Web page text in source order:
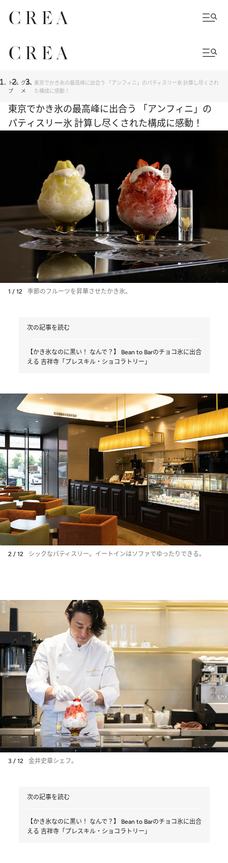
トッ
プ
グル
メ
東京でかき氷の最高峰に出合う 「アンフィニ」のパティスリー氷 計算し尽くされ
た構成に感動！
東京でかき氷の最高峰に出合う 「アンフィニ」の
パティスリー氷 計算し尽くされた構成に感動！
1 / 12 季節のフルーツを昇華させたかき氷。
次の記事を読む
【かき氷なのに黒い！ なんで？】 Bean to Barのチョコ氷に出合
える 吉祥寺「プレスキル・ショコラトリー」
2 / 12 シックなパティスリー。イートインはソファでゆったりできる。
3 / 12 金井史章シェフ。
次の記事を読む
【かき氷なのに黒い！ なんで？】 Bean to Barのチョコ氷に出合
える 吉祥寺「プレスキル・ショコラトリー」